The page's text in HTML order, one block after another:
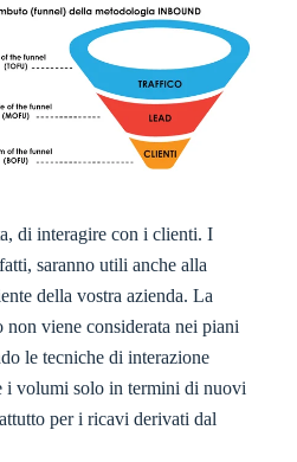
di interagire con i clienti. I
saranno utili anche alla
della vostra azienda. La
non viene considerata nei piani
le tecniche di interazione
i volumi solo in termini di nuovi
per i ricavi derivati dal